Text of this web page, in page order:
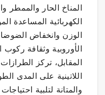
المناخ الحار والممطر
الكهربائية المساعدة
الوزن وانخفاض الضوضاء
الأوروبية وثقافة
المقابل، تركز
اللاتينية على المدى
والمتانة لتلبية